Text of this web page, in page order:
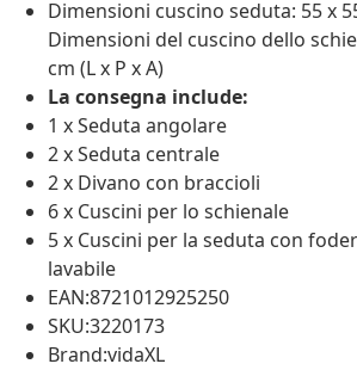
Dimensioni cuscino seduta: 55 x
Dimensioni del cuscino dello
cm (L x P x A)
La consegna include:
1 x Seduta angolare
2 x Seduta centrale
2 x Divano con braccioli
6 x Cuscini per lo schienale
5 x Cuscini per la seduta con
lavabile
EAN:8721012925250
SKU:3220173
Brand:vidaXL